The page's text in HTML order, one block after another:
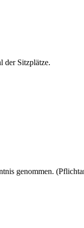
der Sitzplätze.
genommen.